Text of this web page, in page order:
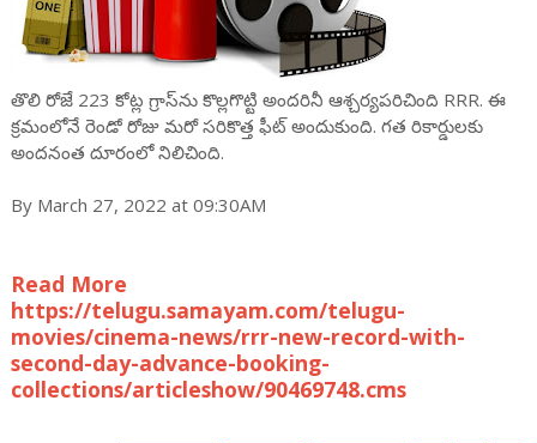
తొలి రోజే 223 కోట్ల గ్రాస్‌ను కొల్లగొట్టి అందరినీ ఆశ్చర్యపరిచింది RRR. ఈ
క్రమంలోనే రెండో రోజు మరో సరికొత్త ఫీట్ అందుకుంది. గత రికార్డులకు
అందనంత దూరంలో నిలిచింది.
By March 27, 2022 at 09:30AM
Read More
https://telugu.samayam.com/telugu-
movies/cinema-news/rrr-new-record-with-
second-day-advance-booking-
collections/articleshow/90469748.cms